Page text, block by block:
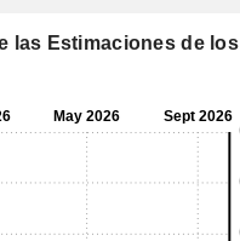
las Estimaciones de los